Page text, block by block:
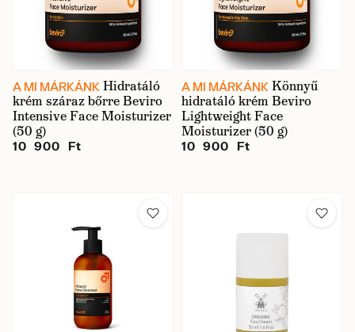
A MI MÁRKÁNK Hidratáló
krém száraz bőrre Beviro
Intensive Face Moisturizer
(50 g)
10 900 Ft
A MI MÁRKÁNK Könnyű
hidratáló krém Beviro
Lightweight Face
Moisturizer (50 g)
10 900 Ft